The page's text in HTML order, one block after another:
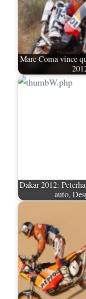
Marc Coma vince
Dakar 2012:
auto,